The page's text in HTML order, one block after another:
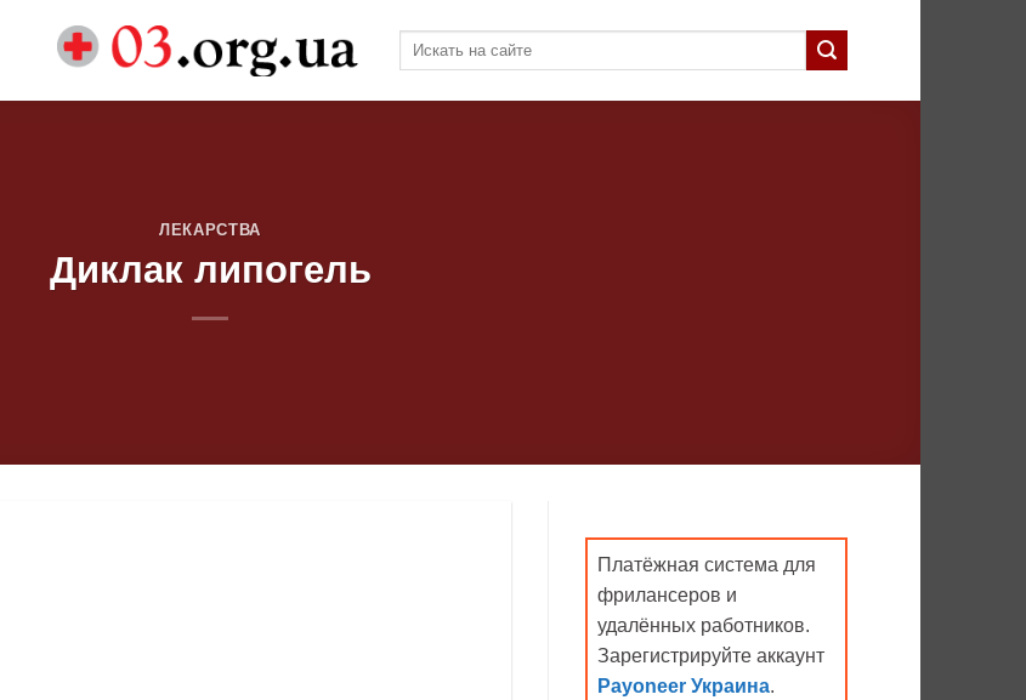
ЛЕКАРСТВА
Диклак липогель
Платёжная система для
фрилансеров и
удалённых работников.
Зарегистрируйте аккаунт
Payoneer Украина.